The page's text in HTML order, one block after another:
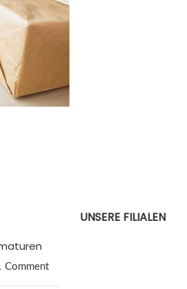
Comment
UNSERE FILIALEN